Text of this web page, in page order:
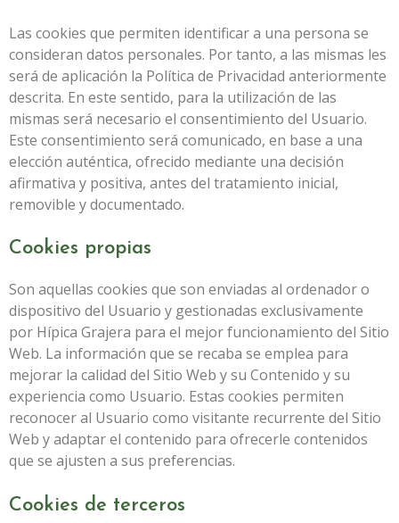
Las cookies que permiten identificar a una persona se
consideran datos personales. Por tanto, a las mismas les
será de aplicación la Política de Privacidad anteriormente
descrita. En este sentido, para la utilización de las
mismas será necesario el consentimiento del Usuario.
Este consentimiento será comunicado, en base a una
elección auténtica, ofrecido mediante una decisión
afirmativa y positiva, antes del tratamiento inicial,
removible y documentado.
Cookies propias
Son aquellas cookies que son enviadas al ordenador o
dispositivo del Usuario y gestionadas exclusivamente
por Hípica Grajera para el mejor funcionamiento del Sitio
Web. La información que se recaba se emplea para
mejorar la calidad del Sitio Web y su Contenido y su
experiencia como Usuario. Estas cookies permiten
reconocer al Usuario como visitante recurrente del Sitio
Web y adaptar el contenido para ofrecerle contenidos
que se ajusten a sus preferencias.
Cookies de terceros